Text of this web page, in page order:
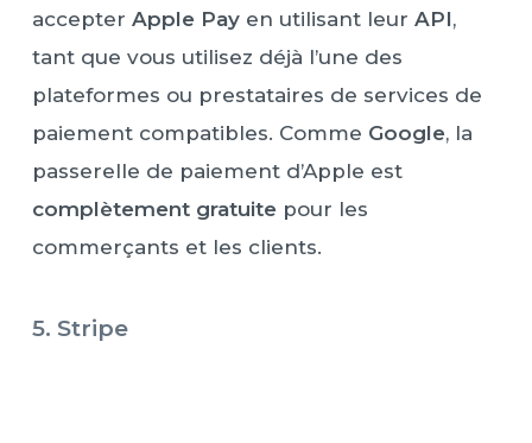
accepter Apple Payen utilisant leur API,
tant que vous utilisez déjà l’une des
plateformes ou prestataires de services de
paiement compatibles. Comme Google, la
passerelle de paiement d’Apple est
complètement gratuite pour les
commerçants et les clients.
5. Stripe